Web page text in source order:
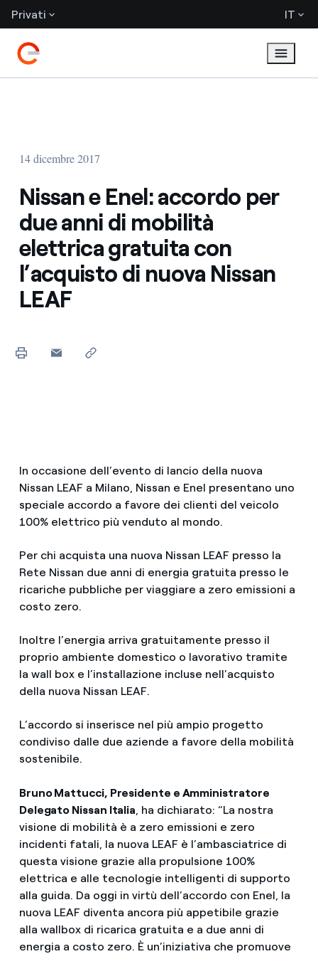
Privati IT
14 dicembre 2017
Nissan e Enel: accordo per
due anni di mobilità
elettrica gratuita con
l’acquisto di nuova Nissan
LEAF
In occasione dell’evento di lancio della nuova
Nissan LEAF a Milano, Nissan e Enel presentano uno
speciale accordo a favore dei clienti del veicolo
100% elettrico più venduto al mondo.
Per chi acquista una nuova Nissan LEAF presso la
Rete Nissan due anni di energia gratuita presso le
ricariche pubbliche per viaggiare a zero emissioni a
costo zero.
Inoltre l’energia arriva gratuitamente presso il
proprio ambiente domestico o lavorativo tramite
la wall box e l’installazione incluse nell’acquisto
della nuova Nissan LEAF.
L’accordo si inserisce nel più ampio progetto
condiviso dalle due aziende a favore della mobilità
sostenibile.
Bruno Mattucci, Presidente e Amministratore
Delegato Nissan Italia , ha dichiarato: “La nostra
visione di mobilità è a zero emissioni e zero
incidenti fatali, la nuova LEAF è l’ambasciatrice di
questa visione grazie alla propulsione 100%
elettrica e alle tecnologie intelligenti di supporto
alla guida. Da oggi in virtù dell’accordo con Enel, la
nuova LEAF diventa ancora più appetibile grazie
alla wallbox di ricarica gratuita e a due anni di
energia a costo zero. È un’iniziativa che promuove